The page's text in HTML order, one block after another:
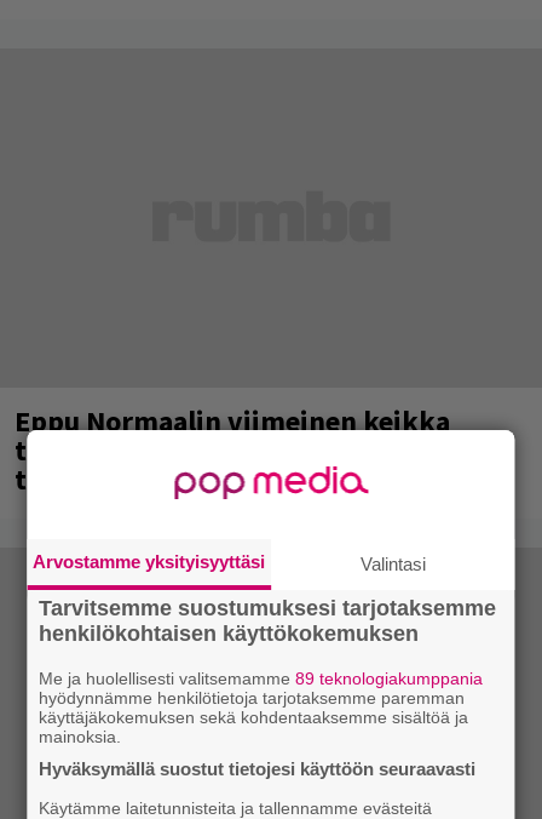
Eppu Normaalin viimeinen keikka
tänään – katso kuvagalleria torstailta
täältä
Arvostamme yksityisyyttäsi Valintasi
Tarvitsemme suostumuksesi tarjotaksemme
henkilökohtaisen käyttökokemuksen
Me ja huolellisesti valitsemamme89 teknologiakumppania
hyödynnämme henkilötietoja tarjotaksemme paremman
käyttäjäkokemuksen sekä kohdentaaksemme sisältöä ja
mainoksia.
Hyväksymällä suostut tietojesi käyttöön seuraavasti
Käytämme laitetunnisteita ja tallennamme evästeitä